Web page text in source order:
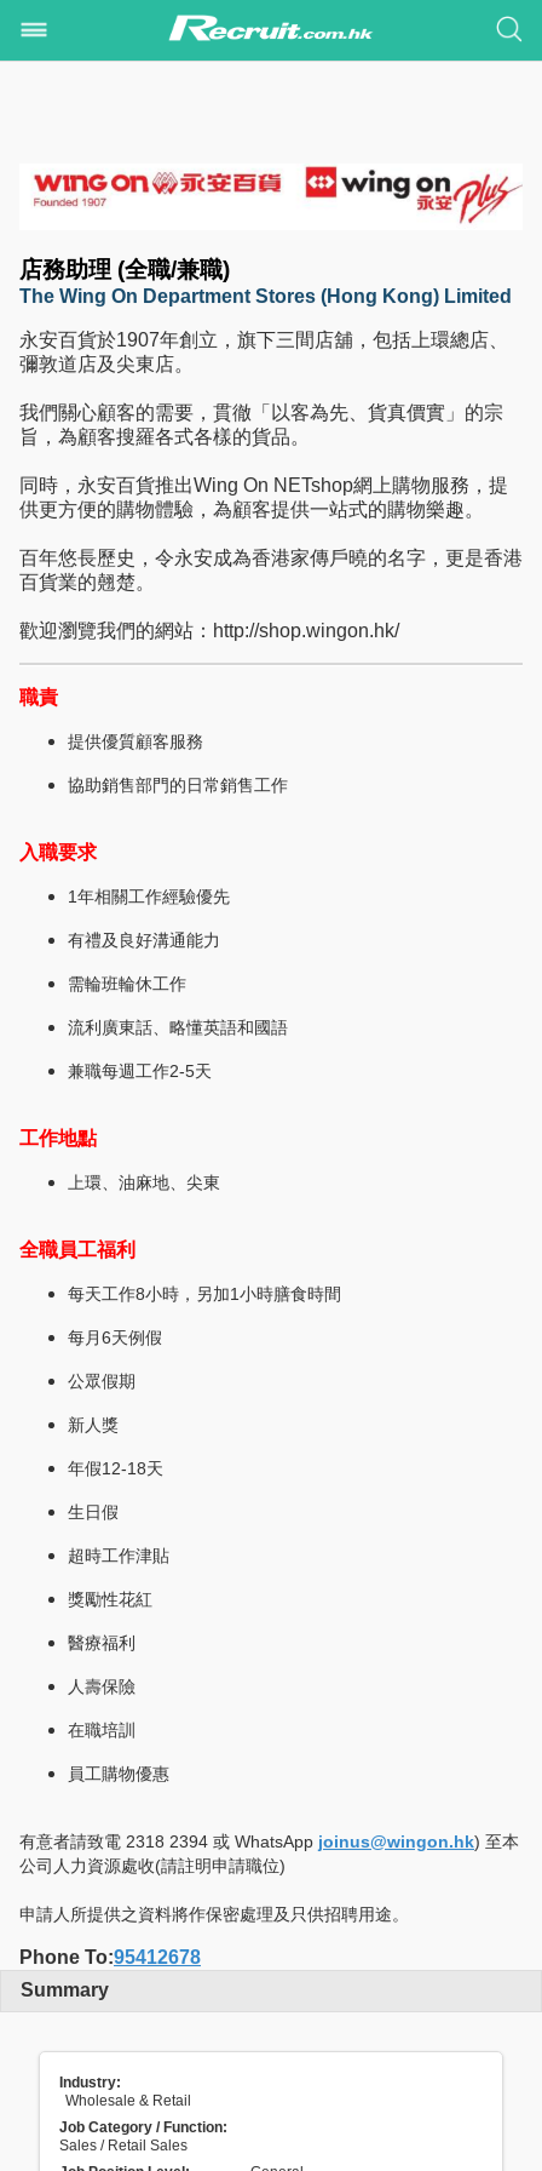
店務助理 (全職/兼職)
The Wing On Department Stores (Hong Kong) Limited
永安百貨於1907年創立，旗下三間店舖，包括上環總店、
彌敦道店及尖東店。
我們關心顧客的需要，貫徹「以客為先、貨真價實」的宗
旨，為顧客搜羅各式各樣的貨品。
同時，永安百貨推出Wing On NETshop網上購物服務，提
供更方便的購物體驗，為顧客提供一站式的購物樂趣。
百年悠長歷史，令永安成為香港家傳戶曉的名字，更是香港
百貨業的翹楚。
歡迎瀏覽我們的網站：http://shop.wingon.hk/
職責
提供優質顧客服務
協助銷售部門的日常銷售工作
入職要求
1年相關⼯作經驗優先
有禮及良好溝通能⼒
需輪班輪休工作
流利廣東話、略懂英語和國語
兼職每週工作2-5天
⼯作地點
上環、油麻地、尖東
全職員⼯福利
每天⼯作8⼩時，另加1小時膳食時間
每⽉6天例假
​公眾假期
新人獎
年假12-18天
生日假
​超時工作津貼
獎勵性花紅
醫療福利
人壽保險
在職培訓
員工購物優惠
有意者請致電 2318 2394 或 WhatsApp joinus@wingon.hk) 至本
公司人力資源處收(請註明申請職位)
申請人所提供之資料將作保密處理及只供招聘用途。
Phone To:95412678
Summary
Industry:
Wholesale & Retail
Job Category / Function:
Sales / Retail Sales